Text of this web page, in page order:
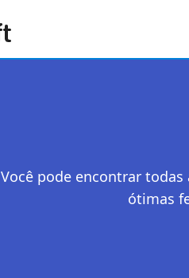
Você pode encontrar
ótimas